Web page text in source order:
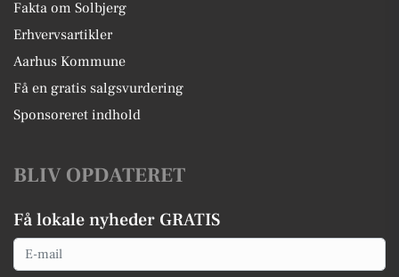
Fakta om Solbjerg
Erhvervsartikler
Aarhus Kommune
Få en gratis salgsvurdering
Sponsoreret indhold
BLIV OPDATERET
Få lokale nyheder GRATIS
Email